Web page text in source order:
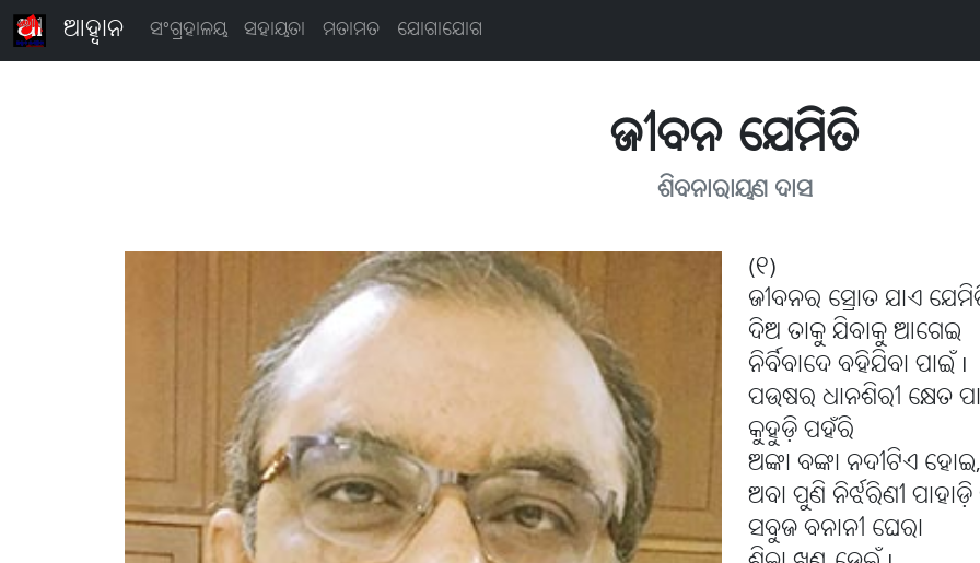
ଆହ୍ବାନ ସଂଗ୍ରହାଳୟ ସହାୟତା ମତାମତ ଯୋଗାଯୋଗ
ଜୀବନ ଯେମିତି
ଶିବନାରାୟଣ ଦାସ
(୧)
ଜୀବନର ସ୍ରୋତ ଯାଏ
ଦିଅ ତାକୁ ଯିବାକୁ ଆଗେଇ
ନିର୍ବିବାଦେ ବହିଯିବା ପାଇଁ I
ପଉଷର ଧାନଶିରୀ କ୍ଷେତ
କୁହୁଡ଼ି ପହଁରି
ଅଙ୍କା ବଙ୍କା ନଦୀଟିଏ ହୋଇ,
ଅବା ପୁଣି ନିର୍ଝରିଣୀ
ସବୁଜ ବନାନୀ ଘେରା